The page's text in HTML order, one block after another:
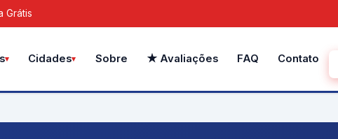
Grátis
Cidades Sobre ★ Avaliações FAQ Contato